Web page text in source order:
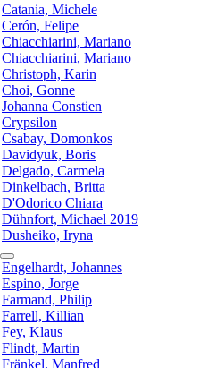
Catania, Michele
Cerón, Felipe
Chiacchiarini, Mariano
Chiacchiarini, Mariano
Christoph, Karin
Choi, Gonne
Johanna Constien
Crypsilon
Csabay, Domonkos
Davidyuk, Boris
Delgado, Carmela
Dinkelbach, Britta
D'Odorico Chiara
Dühnfort, Michael 2019
Dusheiko, Iryna
Engelhardt, Johannes
Espino, Jorge
Farmand, Philip
Farrell, Killian
Fey, Klaus
Flindt, Martin
Fränkel, Manfred